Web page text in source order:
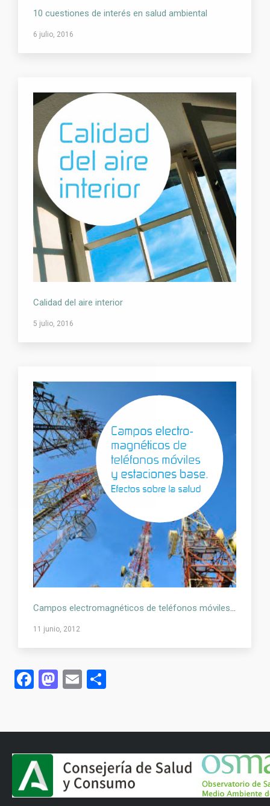
10 cuestiones de interés en salud ambiental
6 julio, 2016
Calidad del aire interior
5 julio, 2016
Campos electromagnéticos de teléfonos móviles y estaciones base. Efectos sobre la salud.
11 junio, 2012
Facebook
Mastodon
Email